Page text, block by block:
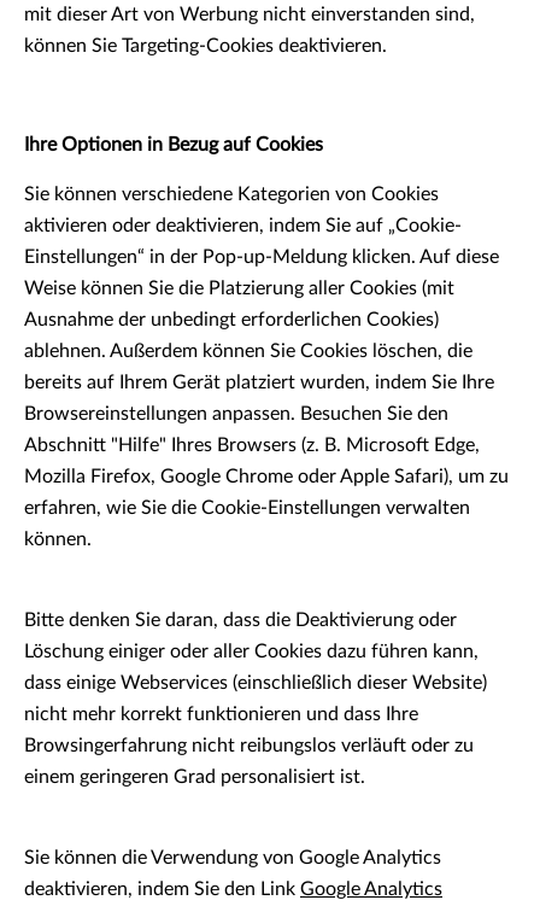
mit dieser Art von Werbung nicht einverstanden sind,
können Sie Targeting-Cookies deaktivieren.
Ihre Optionen in Bezug auf Cookies
Sie können verschiedene Kategorien von Cookies
aktivieren oder deaktivieren, indem Sie auf „Cookie-
Einstellungen“ in der Pop-up-Meldung klicken. Auf diese
Weise können Sie die Platzierung aller Cookies (mit
Ausnahme der unbedingt erforderlichen Cookies)
ablehnen. Außerdem können Sie Cookies löschen, die
bereits auf Ihrem Gerät platziert wurden, indem Sie Ihre
Browsereinstellungen anpassen. Besuchen Sie den
Abschnitt "Hilfe" Ihres Browsers (z. B. Microsoft Edge,
Mozilla Firefox, Google Chrome oder Apple Safari), um zu
erfahren, wie Sie die Cookie-Einstellungen verwalten
können.
Bitte denken Sie daran, dass die Deaktivierung oder
Löschung einiger oder aller Cookies dazu führen kann,
dass einige Webservices (einschließlich dieser Website)
nicht mehr korrekt funktionieren und dass Ihre
Browsingerfahrung nicht reibungslos verläuft oder zu
einem geringeren Grad personalisiert ist.
Sie können die Verwendung von Google Analytics
deaktivieren, indem Sie den Link Google Analytics